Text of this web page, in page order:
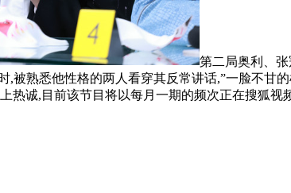
第二局奥利、
,被熟悉他性格的两人看穿其反常讲话,”一脸不
热诚,目前该节目将以每月一期的频次正在搜狐